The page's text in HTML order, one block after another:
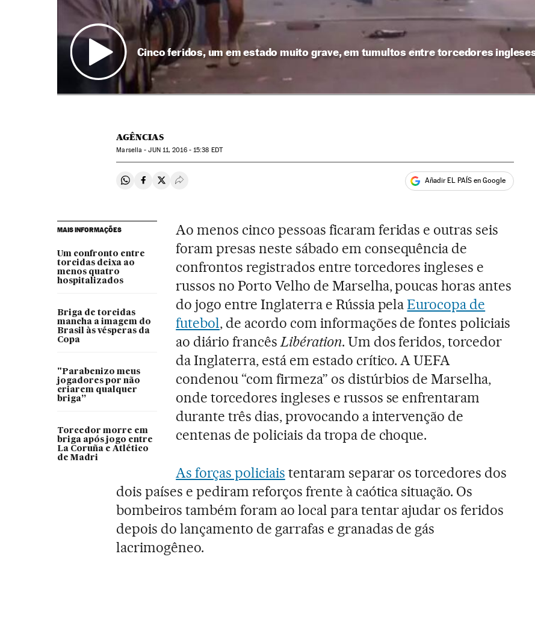
Cinco feridos, um em estado muito grave, em tumultos entre torcedores
AGÊNCIAS
Marsella -JUN11, 2016 - 15:38 EDT
Compartir en Whatsapp
Compartir en Facebook
Compartir en Twitter
Desplegar Redes Sociales Añadir EL PAÍS en Google
MAIS INFORMAÇÕES
Um confronto entre
torcidas deixa ao
menos quatro
hospitalizados
Briga de torcidas
mancha a imagem do
Brasil às vésperas da
Copa
"Parabenizo meus
jogadores por não
criarem qualquer
briga”
Torcedor morre em
briga após jogo entre
La Coruña e Atlético
de Madri
Ao menos cinco pessoas ficaram feridas e outras seis
foram presas neste sábado em consequência de
confrontos registrados entre torcedores ingleses e
russos no Porto Velho de Marselha, poucas horas antes
do jogo entre Inglaterra e Rússia pelaEurocopa de
futebol, de acordo com informações de fontes policiais
ao diário francêsLibération. Um dos feridos, torcedor
da Inglaterra, está em estado crítico. A UEFA
condenou “com firmeza” os distúrbios de Marselha,
onde torcedores ingleses e russos se enfrentaram
durante três dias, provocando a intervenção de
centenas de policiais da tropa de choque.
As forças policiais tentaram separar os torcedores dos
dois países e pediram reforços frente à caótica situação. Os
bombeiros também foram ao local para tentar ajudar os feridos
depois do lançamento de garrafas e granadas de gás
lacrimogêneo.